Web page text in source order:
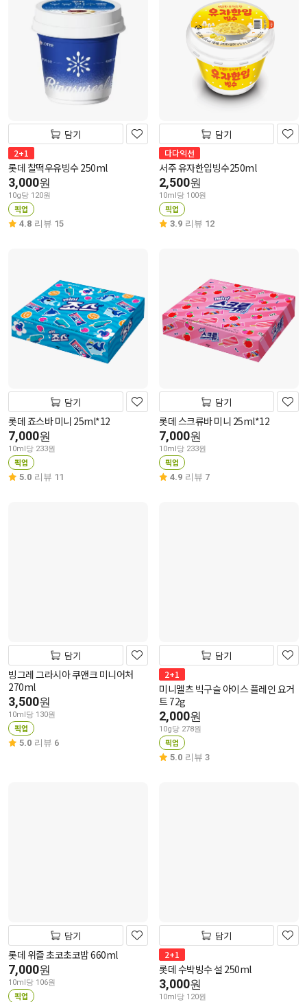
담기
2+1
롯데 찰떡우유빙수 250ml
3,000원
10g당 120원
픽업
4.8 리뷰 15
담기
다다익선
서주 유자한입빙수250ml
2,500원
10ml당 100원
픽업
3.9 리뷰 12
담기
롯데 죠스바 미니 25ml*12
7,000원
10ml당 233원
픽업
5.0 리뷰 11
담기
롯데 스크류바 미니 25ml*12
7,000원
10ml당 233원
픽업
4.9 리뷰 7
담기
빙그레 그라시아 쿠앤크 미니어처
270ml
3,500원
10ml당 130원
픽업
5.0 리뷰 6
담기
2+1
미니멜츠 빅구슬 아이스 플레인 요거
트 72g
2,000원
10g당 278원
픽업
5.0 리뷰 3
담기
롯데 위즐 초코초코밤 660ml
7,000원
10ml당 106원
픽업
담기
2+1
롯데 수박빙수 설 250ml
3,000원
10ml당 120원